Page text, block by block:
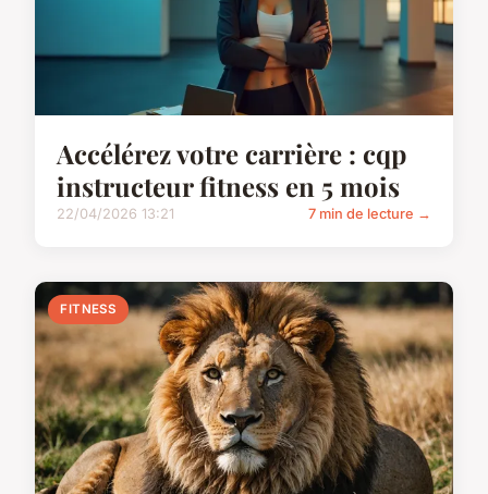
Accélérez votre carrière : cqp
instructeur fitness en 5 mois
22/04/2026 13:21 7 min de lecture →
FITNESS